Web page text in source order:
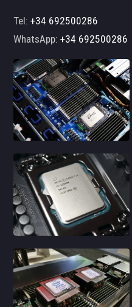
Tel:+34 692500286
WhatsApp:+34 692500286